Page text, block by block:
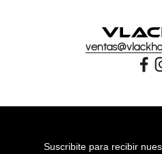
Suscribite para recibir